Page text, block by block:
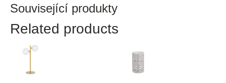
Související produkty
Related products